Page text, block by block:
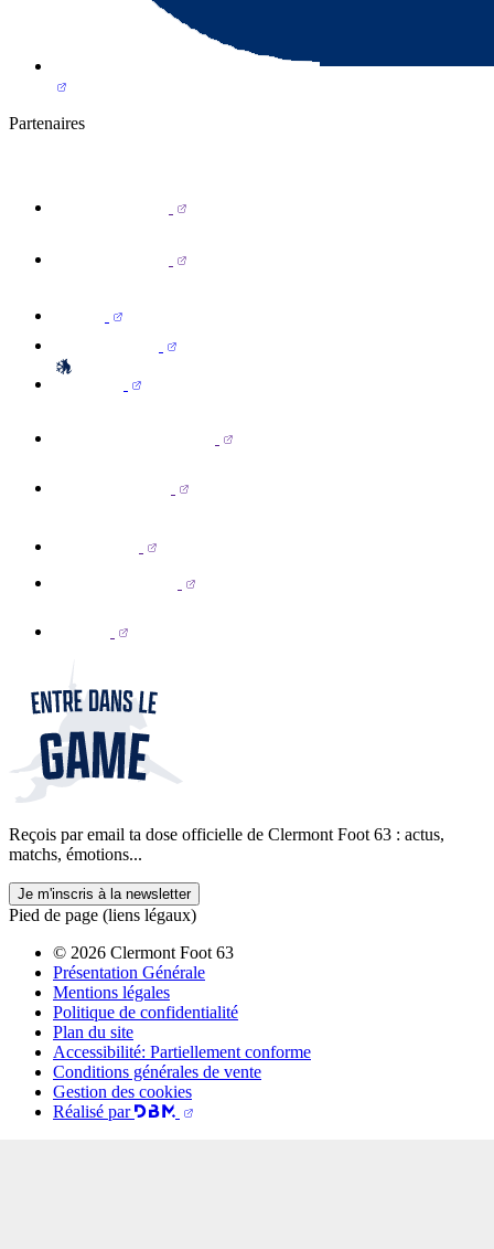
Partenaires
Reçois par email ta dose officielle de Clermont Foot 63 : actus,
matchs, émotions...
Je m'inscris à la newsletter
Pied de page (liens légaux)
© 2026 Clermont Foot 63
Présentation Générale
Mentions légales
Politique de confidentialité
Plan du site
Accessibilité: Partiellement conforme
Conditions générales de vente
Gestion des cookies
Réalisé par